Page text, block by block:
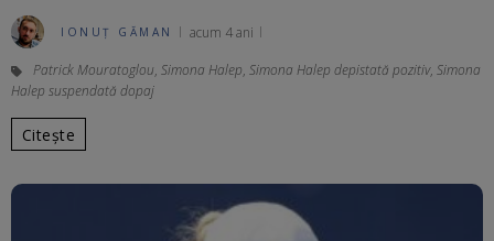
IONUȚ GĂMAN acum 4 ani
Patrick Mouratoglou, Simona Halep, Simona Halep depistată pozitiv, Simona
Halep suspendată dopaj
Citește